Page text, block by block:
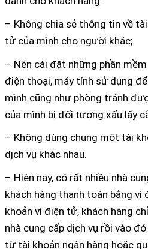
– Không chia sẻ thông tin về
tử của mình cho người khác;
– Nên cài đặt những phần
điện thoại, máy tính sử dụng
mình cũng như phòng tránh
của mình bị đối tượng xấu lấy
– Không dùng chung một tài
dịch vụ khác nhau.
– Hiện nay, có rất nhiều nhà
khách hàng thanh toán bằng
khoản ví điện tử, khách hàng
nhà cung cấp dịch vụ rồi vào
từ tài khoản ngân hàng hoặc